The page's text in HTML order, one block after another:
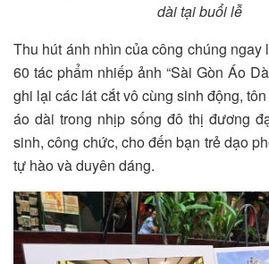
dài tại buổi lễ
Thu hút ánh nhìn của công chúng ngay
60 tác phẩm nhiếp ảnh “Sài Gòn Áo
ghi lại các lát cắt vô cùng sinh động,
áo dài trong nhịp sống đô thị đương
sinh, công chức, cho đến bạn trẻ dạo
tự hào và duyên dáng.